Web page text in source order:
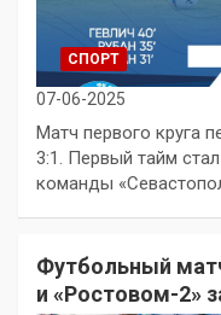
СПОРТ
07-06-2025
Матч первого круга
3:1. Первый тайм
команды
Футбольный
и «Ростовом-2»